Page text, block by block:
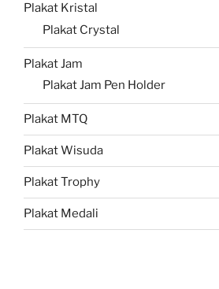
Plakat Kristal
Plakat Crystal
Plakat Jam
Plakat Jam Pen Holder
Plakat MTQ
Plakat Wisuda
Plakat Trophy
Plakat Medali